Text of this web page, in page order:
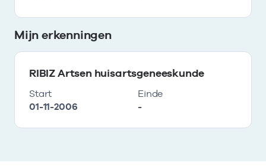
Mijn erkenningen
RIBIZ Artsen huisartsgeneeskunde
Start
01-11-2006
Einde
-